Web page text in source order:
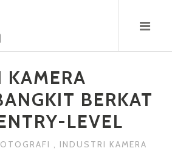
KAMERA
BERKAT
LEVEL
, INDUSTRI KAMERA